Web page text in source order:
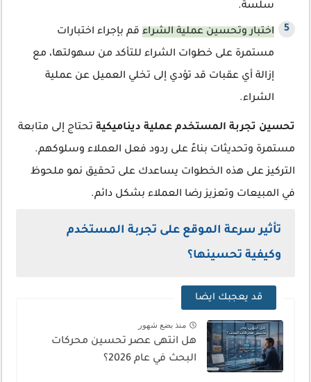
سلسة.
اختبار وتحسين عملية الشراء قم بإجراء اختبارات
مستمرة على خطوات الشراء للتأكد من سهولتها، مع
إزالة أي عقبات قد تؤدي إلى تخلي العميل عن عملية
الشراء.
تحسين تجربة المستخدم عملية ديناميكية تحتاج إلى متابعة
مستمرة وتحديثات بناءً على ردود فعل العملاء وسلوكهم.
التركيز على هذه الخطوات يساعدك على تحقيق نمو ملحوظ
في المبيعات وتعزيز رضا العملاء بشكل دائم.
تأثير سرعة الموقع على تجربة المستخدم
وكيفية تحسينها؟
قد يعجبك ايضا
منذ بضع شهور
هل انتهى عصر تحسين محركات
البحث في عام 2026؟